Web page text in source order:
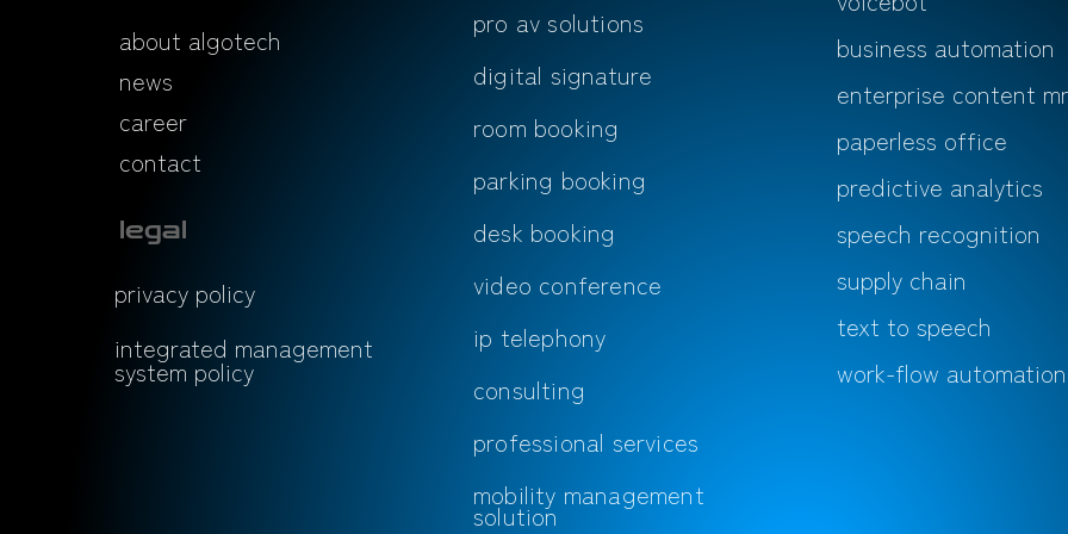
about algotech
news
career
contact
legal
privacy policy
integrated management
system policy
pro av solutions
digital signature
room booking
parking booking
desk booking
video conference
ip telephony
consulting
professional services
mobility management
solution
business automation
enterprise content
paperless office
predictive analytics
speech recognition
supply chain
text to speech
work-flow automation